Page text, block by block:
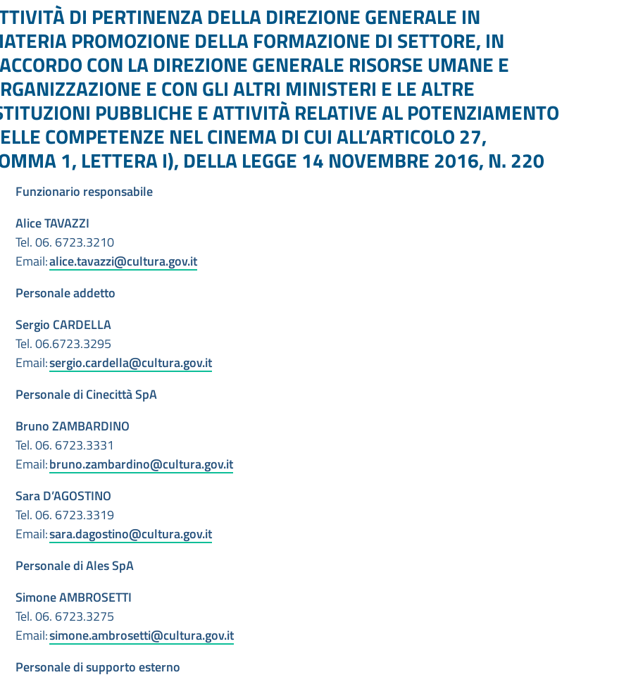
DI PERTINENZA DELLA DIREZIONE GENERALE IN
PROMOZIONE DELLA FORMAZIONE DI SETTORE, IN
CON LA DIREZIONE GENERALE RISORSE UMANE E
E CON GLI ALTRI MINISTERI E LE ALTRE
PUBBLICHE E ATTIVITÀ RELATIVE AL POTENZIAMENTO
COMPETENZE NEL CINEMA DI CUI ALL’ARTICOLO 27,
1, LETTERA I), DELLA LEGGE 14 NOVEMBRE 2016, N. 220
Funzionario responsabile
Alice TAVAZZI
Tel. 06. 6723.3210
Email:alice.tavazzi@cultura.gov.it
Personale addetto
Sergio CARDELLA
Tel. 06.6723.3295
Email:sergio.cardella@cultura.gov.it
Personale di Cinecittà SpA
Bruno ZAMBARDINO
Tel. 06. 6723.3331
Email:bruno.zambardino@cultura.gov.it
Sara D’AGOSTINO
Tel. 06. 6723.3319
Email:sara.dagostino@cultura.gov.it
Personale di Ales SpA
Simone AMBROSETTI
Tel. 06. 6723.3275
Email:simone.ambrosetti@cultura.gov.it
Personale di supportoesterno